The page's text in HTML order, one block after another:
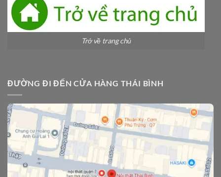
Trở về trang chủ
ĐƯỜNG ĐI ĐẾN CỬA HÀNG THÁI BÌNH